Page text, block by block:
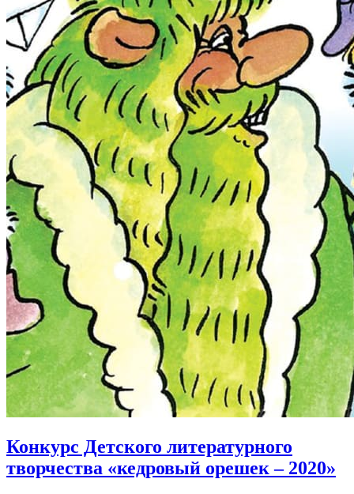
Конкурс Детского литературного
творчества «кедровый орешек – 2020»